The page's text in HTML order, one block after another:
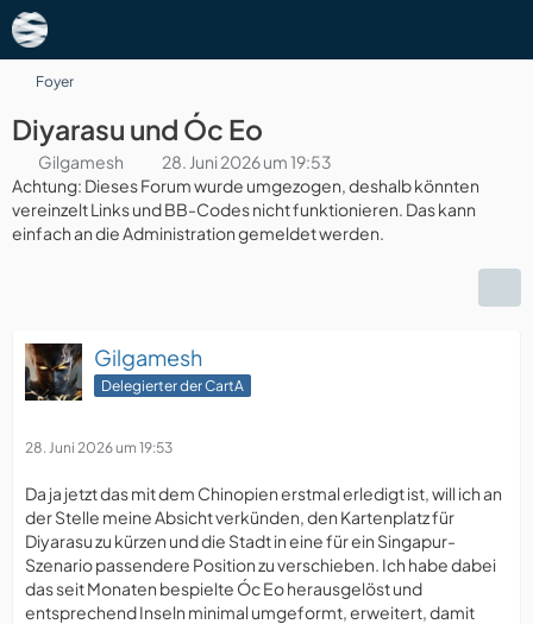
Foyer
Diyarasu und Óc Eo
Gilgamesh
28. Juni 2026 um 19:53
Achtung: Dieses Forum wurde umgezogen, deshalb könnten
vereinzelt Links und BB-Codes nicht funktionieren. Das kann
einfach an die Administration gemeldet werden.
Gilgamesh
Delegierter der CartA
28. Juni 2026 um 19:53
Da ja jetzt das mit dem Chinopien erstmal erledigt ist, will ich an
der Stelle meine Absicht verkünden, den Kartenplatz für
Diyarasu zu kürzen und die Stadt in eine für ein Singapur-
Szenario passendere Position zu verschieben. Ich habe dabei
das seit Monaten bespielte Óc Eo herausgelöst und
entsprechend Inseln minimal umgeformt, erweitert, damit